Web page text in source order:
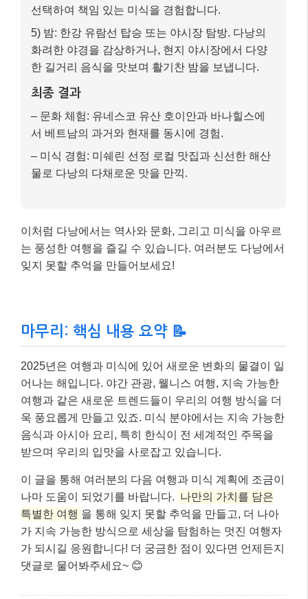
선택하여 책임 있는 미식을 경험합니다.
5) 밤: 한강 유람선 탑승 또는 야시장 탐방. 다낭의
화려한 야경을 감상하거나, 현지 야시장에서 다양
한 길거리 음식을 맛보며 활기찬 밤을 보냅니다.
최종 결과
– 문화 체험: 유네스코 유산 호이안과 바나힐스에
서 베트남의 과거와 현재를 동시에 경험.
– 미식 경험: 미쉐린 선정 로컬 맛집과 신선한 해산
물로 다낭의 다채로운 맛을 만끽.
이처럼 다낭에서는 역사와 문화, 그리고 미식을 아우르
는 풍성한 여행을 즐길 수 있습니다. 여러분도 다낭에서
잊지 못할 추억을 만들어보세요!
마무리: 핵심 내용 요약 📝
2025년은 여행과 미식에 있어 새로운 변화의 물결이 일
어나는 해입니다. 야간 관광, 웰니스 여행, 지속 가능한
여행과 같은 새로운 트렌드들이 우리의 여행 방식을 더
욱 풍요롭게 만들고 있죠. 미식 분야에서는 지속 가능한
음식과 아시아 요리, 특히 한식이 전 세계적인 주목을
받으며 우리의 입맛을 사로잡고 있습니다.
이 글을 통해 여러분의 다음 여행과 미식 계획에 조금이
나마 도움이 되었기를 바랍니다. 나만의 가치를 담은
특별한 여행 을 통해 잊지 못할 추억을 만들고, 더 나아
가 지속 가능한 방식으로 세상을 탐험하는 멋진 여행자
가 되시길 응원합니다! 더 궁금한 점이 있다면 언제든지
댓글로 물어봐주세요~ 😊